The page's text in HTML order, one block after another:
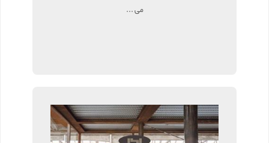
می ...